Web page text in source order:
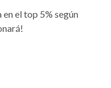
el top 5% según